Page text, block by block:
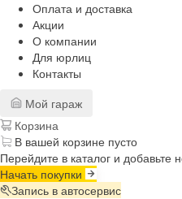
Оплата и доставка
Акции
О компании
Для юрлиц
Контакты
Мой гараж
Корзина
В вашей корзине пусто
Перейдите в каталог и
Начать покупки
Запись в автосервис